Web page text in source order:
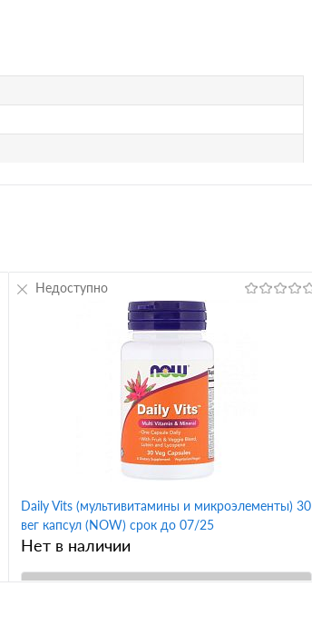
Daily Vits (мультивитамины и микроэлементы) 30
вег капсул (NOW) срок до 07/25
Нет в наличии
Недоступно